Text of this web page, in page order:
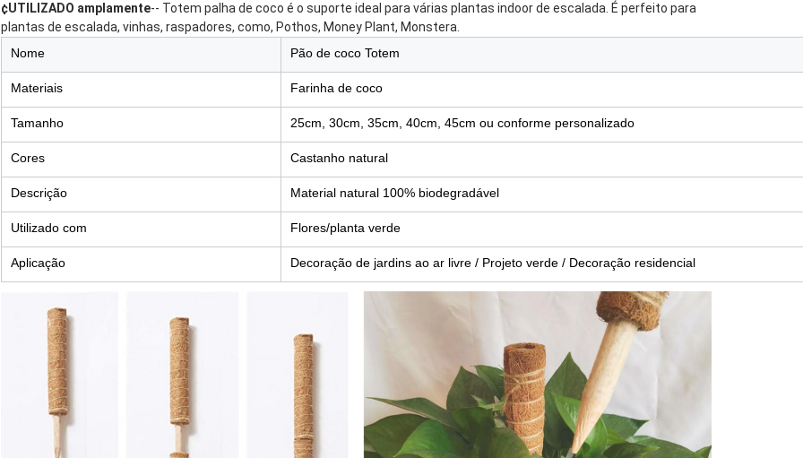
¢UTILIZADO amplamente-- Totem palha de coco é o suporte ideal para várias plantas indoor de escalada. É perfeito para
plantas de escalada, vinhas, raspadores, como, Pothos, Money Plant, Monstera.
Nome
Pão de coco Totem
Materiais Farinha de coco
Tamanho 25cm, 30cm, 35cm, 40cm, 45cm ou conforme personalizado
Cores Castanho natural
Descrição Material natural 100% biodegradável
Utilizado com Flores/planta verde
Aplicação Decoração de jardins ao ar livre / Projeto verde / Decoração residencial